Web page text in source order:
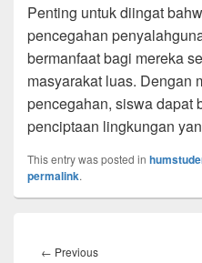
Penting untuk diingat
pencegahan
bermanfaat bagi mereka
masyarakat luas. Dengan
pencegahan, siswa dapat
penciptaan lingkungan
This entry was posted in
permalink.
navigation
← PreviousPrevious